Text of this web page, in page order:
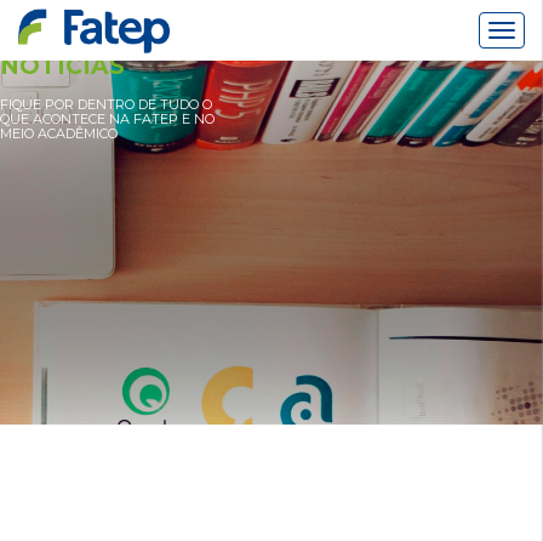
NOTÍCIAS
FIQUE POR DENTRO DE TUDO O
QUE ACONTECE NA FATEP E NO
MEIO ACADÊMICO